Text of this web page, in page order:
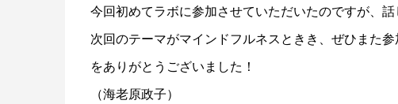
今回初めてラボに参加させていただいたのですが、
次回のテーマがマインドフルネスときき、ぜひまた
をありがとうございました！
（海老原政子）